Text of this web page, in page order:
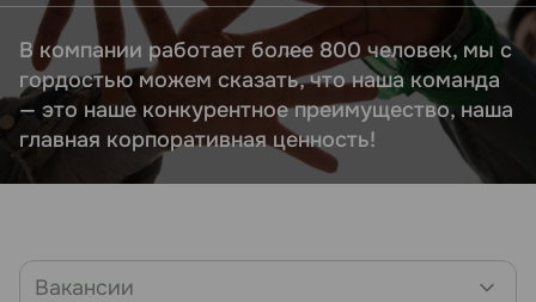
В компании работает более 800 человек, мы с
гордостью можем сказать, что наша команда
— это наше конкурентное преимущество, наша
главная корпоративная ценность!
Вакансии